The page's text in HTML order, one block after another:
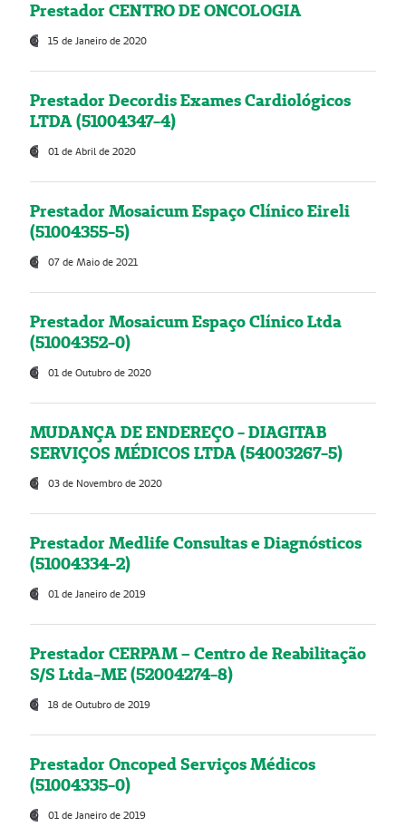
Prestador CENTRO DE ONCOLOGIA
15 de Janeiro de 2020
Prestador Decordis Exames Cardiológicos
LTDA (51004347-4)
01 de Abril de 2020
Prestador Mosaicum Espaço Clínico Eireli
(51004355-5)
07 de Maio de 2021
Prestador Mosaicum Espaço Clínico Ltda
(51004352-0)
01 de Outubro de 2020
MUDANÇA DE ENDEREÇO - DIAGITAB
SERVIÇOS MÉDICOS LTDA (54003267-5)
03 de Novembro de 2020
Prestador Medlife Consultas e Diagnósticos
(51004334-2)
01 de Janeiro de 2019
Prestador CERPAM – Centro de Reabilitação
S/S Ltda-ME (52004274-8)
18 de Outubro de 2019
Prestador Oncoped Serviços Médicos
(51004335-0)
01 de Janeiro de 2019